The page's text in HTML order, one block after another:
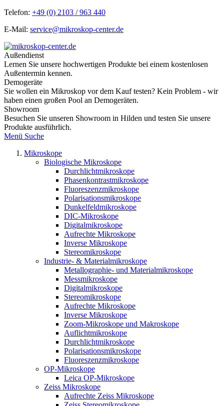
Telefon: +49 (0) 2103 / 963 440
E-Mail: service@mikroskop-center.de
Außendienst
Lernen Sie unsere hochwertigen Produkte bei einem kostenlosen
Außentermin kennen.
Demogeräte
Sie wollen ein Mikroskop vor dem Kauf testen? Kein Problem - wir
haben einen großen Pool an Demogeräten.
Showroom
Besuchen Sie unseren Showroom in Hilden und testen Sie unsere
Produkte ausführlich.
Menü Suche
Mikroskope
Biologische Mikroskope
Durchlichtmikroskope
Phasenkontrastmikroskope
Fluoreszenzmikroskope
Polarisationsmikroskope
Dunkelfeldmikroskope
DIC-Mikroskope
Digitalmikroskope
Aufrechte Mikroskope
Inverse Mikroskope
Stereomikroskope
Industrie- & Materialmikroskope
Metallographie- und Materialmikroskope
Messmikroskope
Digitalmikroskope
Stereomikroskope
Aufrechte Mikroskope
Inverse Mikroskope
Zoom-Mikroskope und Makroskope
Auflichtmikroskope
Durchlichtmikroskope
Polarisationsmikroskope
Fluoreszenzmikroskope
OP-Mikroskope
Leica OP-Mikroskope
Zeiss Mikroskope
Aufrechte Zeiss Mikroskope